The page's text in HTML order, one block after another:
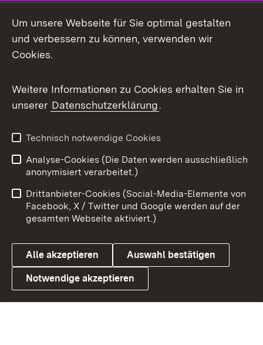
Facebook
X / Twitter
Youtube
Link zum Landesportal
Impressum
Kontakt
Barrierefreiheit
Datenschutz
Cookies
Um unsere Webseite für Sie optimal gestalten
und verbessern zu können, verwenden wir
Cookies.
Weitere Informationen zu Cookies erhalten Sie in
unserer Datenschutzerklärung.
Technisch notwendige Cookies
Analyse-Cookies (Die Daten werden ausschließlich
anonymisiert verarbeitet.)
Drittanbieter-Cookies (Social-Media-Elemente von
Facebook, X / Twitter und Google werden auf der
gesamten Webseite aktiviert.)
Alle akzeptieren Auswahl bestätigen
Notwendige akzeptieren